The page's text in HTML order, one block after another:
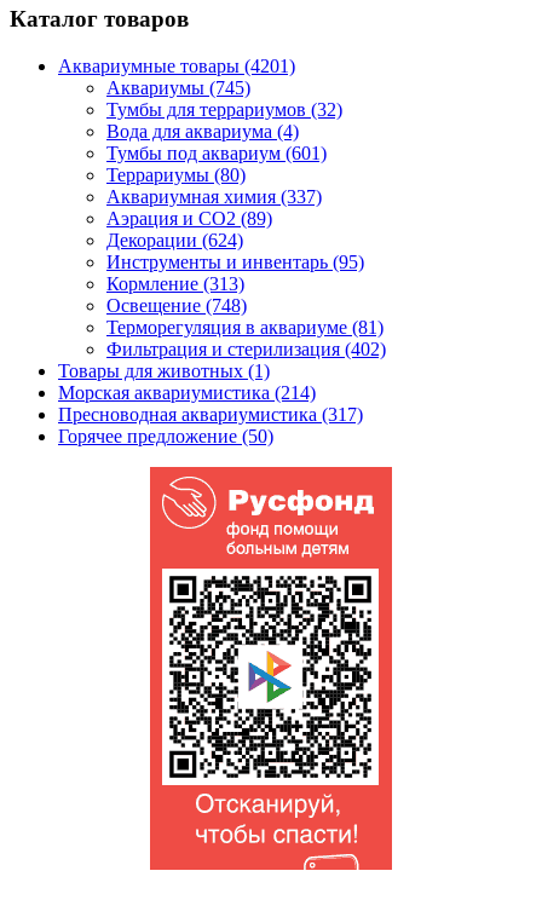
Каталог товаров
Аквариумные товары (4201)
Аквариумы (745)
Тумбы для террариумов (32)
Вода для аквариума (4)
Тумбы под аквариум (601)
Террариумы (80)
Аквариумная химия (337)
Аэрация и CO2 (89)
Декорации (624)
Инструменты и инвентарь (95)
Кормление (313)
Освещение (748)
Терморегуляция в аквариуме (81)
Фильтрация и стерилизация (402)
Товары для животных (1)
Морская аквариумистика (214)
Пресноводная аквариумистика (317)
Горячее предложение (50)